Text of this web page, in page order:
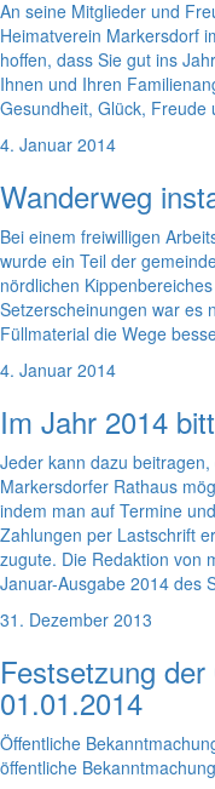
An seine Mitglieder und
Heimatverein Markersdorf
hoffen, dass Sie gut ins
Ihnen und Ihren
Gesundheit, Glück, Freude
4. Januar 2014
Wanderweg
Bei einem freiwilligen
wurde ein Teil der
nördlichen
Setzerscheinungen war es
Füllmaterial die Wege
4. Januar 2014
Im Jahr 2014
Jeder kann dazu
Markersdorfer Rathaus
indem man auf Termine
Zahlungen per Lastschrift
zugute. Die Redaktion von
Januar-Ausgabe 2014 des
31. Dezember 2013
Festsetzung
01.01.2014
Öffentliche
öffentliche Bekanntmachung